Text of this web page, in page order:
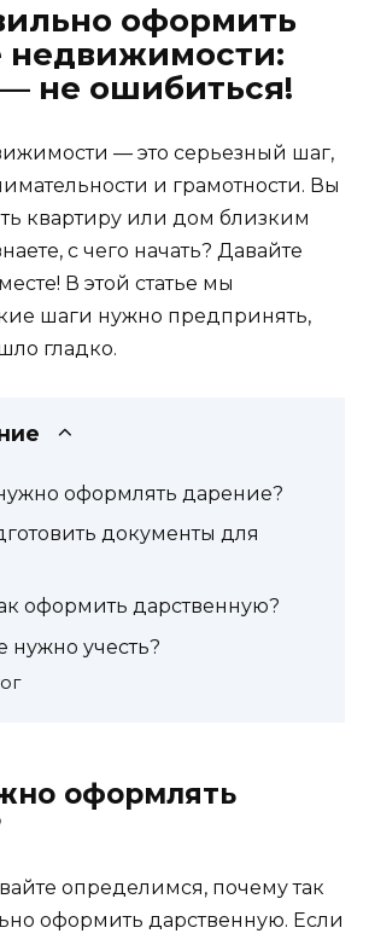
оформить
недвижимости:
— не ошибиться!
— это серьезный шаг,
и грамотности. Вы
квартиру или дом близким
с чего начать? Давайте
В этой статье мы
шаги нужно предпринять,
гладко.
оформлять дарение?
документы для
оформить дарственную?
нужно учесть?
оформлять
определимся, почему так
оформить дарственную. Если